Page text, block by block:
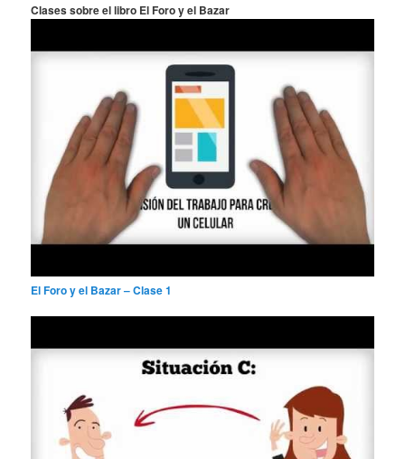
r
Clases sobre el libro El Foro y el Bazar
El Foro y el Bazar – Clase 1